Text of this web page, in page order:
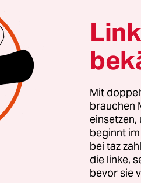
bleibt ein
neuen realen
die Landsleute
eine extreme
Gefahr von
Massenpanik
US-Präsident Joe Biden
tragen
Mit
brauchen
beginnt
bei taz
die linke,
bevor sie